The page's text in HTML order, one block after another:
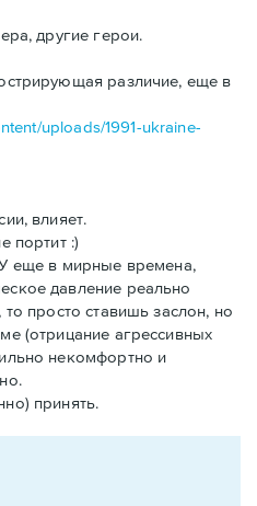
другие герои.
различие, еще в
uploads/1991-ukraine-
влияет.
портит :)
еще в мирные времена,
давление реально
просто ставишь заслон, но
(отрицание агрессивных
некомфортно и
принять.